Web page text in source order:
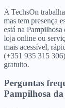
A TechsOn
mas tem presença
está na
loja online ou
mais acessível,
(+351 935 315
gratuito.
Perguntas
Pampilhosa